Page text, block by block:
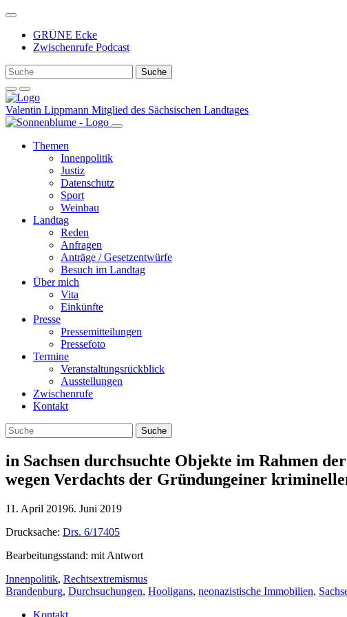
Weiter
Inhalt
GRÜNE Ecke
Zwischenrufe Podcast
Valentin Lippmann Mitglied des Sächsischen Landtages
Themen
Innenpolitik
Justiz
Datenschutz
Sport
Weinbau
Landtag
Reden
Anfragen
Anträge / Gesetzentwürfe
Besuch im Landtag
Über mich
Vita
Einkünfte
Presse
Pressemitteilungen
Pressefoto
Termine
Veranstaltungsrückblick
Ausstellungen
Zwischenrufe
Kontakt
in Sachsen durchsuchte Objekte im Rahmen
wegen Verdachts der Gründungeiner
11. April 20196. Juni 2019
Drucksache: Drs. 6/17405
Bearbeitungsstand: mit Antwort
Innenpolitik, Rechtsextremismus
Brandenburg, Durchsuchungen, Hooligans, neonazistische Immobilien,
Kontakt